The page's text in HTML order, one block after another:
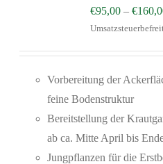
€95,00 –€
Vorbereitung der
feine Bodenstruktur
Bereitstellung der
ab ca. Mitte April bis
Jungpflanzen für die